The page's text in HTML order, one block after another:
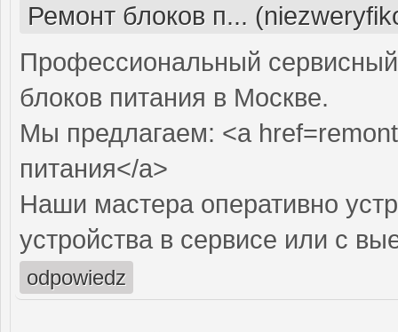
Ремонт блоков п...
Профессиональный
блоков питания в Москве.
Мы предлагаем: <a
питания</a>
Наши мастера оперативно
устройства в сервисе или с
odpowiedz